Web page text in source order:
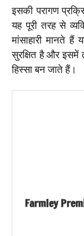
इसकी परागण
यह पूरी तरह से
मांसाहारी मानते
सुरक्षित है और
हिस्सा बन जाते हैं।
Farmley